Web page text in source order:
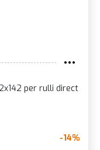
per rulli direct
-14%